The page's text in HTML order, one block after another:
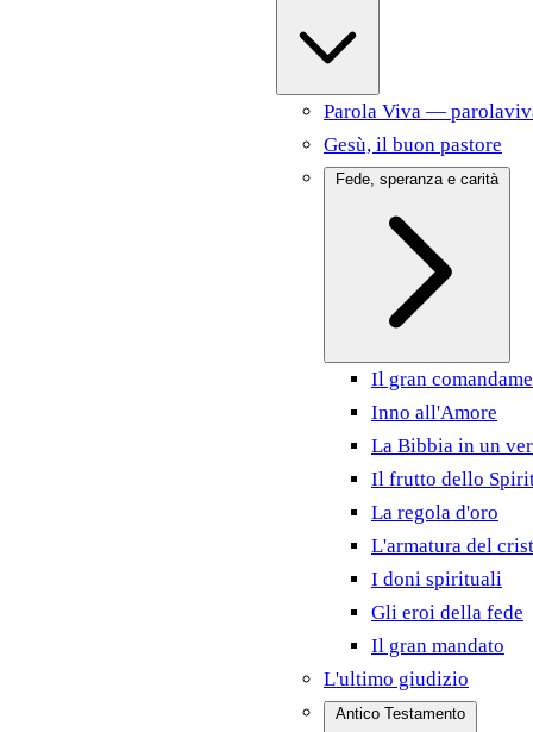
Parola Viva —
Gesù, il buon pastore
Il gran
Inno all'Amore
La Bibbia in un
Il frutto dello
La regola d'oro
L'armatura del
I doni spirituali
Gli eroi della fede
Il gran mandato
L'ultimo giudizio